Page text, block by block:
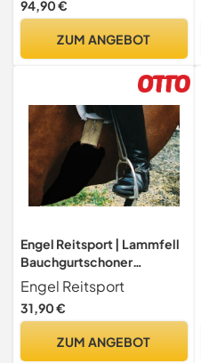
94,90 €
ZUM ANGEBOT
Engel Reitsport | Lammfell
Bauchgurtschoner
60x15cm Fell schwarz
(Bagu)
Engel Reitsport
31,90 €
ZUM ANGEBOT